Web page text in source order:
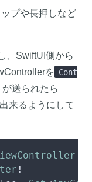
プや長押しなど
、SwiftUI側から
を Cont
送られたら
来るようにして
!